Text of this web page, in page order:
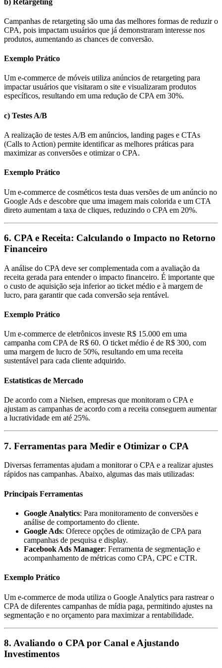
Campanhas de retargeting são uma das melhores formas de reduzir o
CPA, pois impactam usuários que já demonstraram interesse nos
produtos, aumentando as chances de conversão.
Exemplo Prático
Um e-commerce de móveis utiliza anúncios de retargeting para
impactar usuários que visitaram o site e visualizaram produtos
específicos, resultando em uma redução de CPA em 30%.
c) Testes A/B
A realização de testes A/B em anúncios, landing pages e CTAs
(Calls to Action) permite identificar as melhores práticas para
maximizar as conversões e otimizar o CPA.
Exemplo Prático
Um e-commerce de cosméticos testa duas versões de um anúncio no
Google Ads e descobre que uma imagem mais colorida e um CTA
direto aumentam a taxa de cliques, reduzindo o CPA em 20%.
6. CPA e Receita: Calculando o Impacto no Retorno
Financeiro
A análise do CPA deve ser complementada com a avaliação da
receita gerada para entender o impacto financeiro. É importante que
o custo de aquisição seja inferior ao ticket médio e à margem de
lucro, para garantir que cada conversão seja rentável.
Exemplo Prático
Um e-commerce de eletrônicos investe R$ 15.000 em uma
campanha com CPA de R$ 60. O ticket médio é de R$ 300, com
uma margem de lucro de 50%, resultando em uma receita
sustentável para cada cliente adquirido.
Estatísticas de Mercado
De acordo com a Nielsen, empresas que monitoram o CPA e
ajustam as campanhas de acordo com a receita conseguem aumentar
a lucratividade em até 25%.
7. Ferramentas para Medir e Otimizar o CPA
Diversas ferramentas ajudam a monitorar o CPA e a realizar ajustes
rápidos nas campanhas. Abaixo, algumas das mais utilizadas:
Principais Ferramentas
Google Analytics: Para monitoramento de conversões e
análise de comportamento do cliente.
Google Ads: Oferece opções de otimização de CPA para
campanhas de pesquisa e display.
Facebook Ads Manager: Ferramenta de segmentação e
acompanhamento de métricas como CPA, CPC e CTR.
Exemplo Prático
Um e-commerce de moda utiliza o Google Analytics para rastrear o
CPA de diferentes campanhas de mídia paga, permitindo ajustes na
segmentação e no orçamento para maximizar a rentabilidade.
8. Avaliando o CPA por Canal e Ajustando
Investimentos